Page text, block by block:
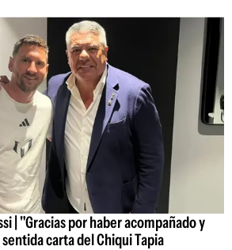
| "Gracias por haber acompañado y
carta del Chiqui Tapia